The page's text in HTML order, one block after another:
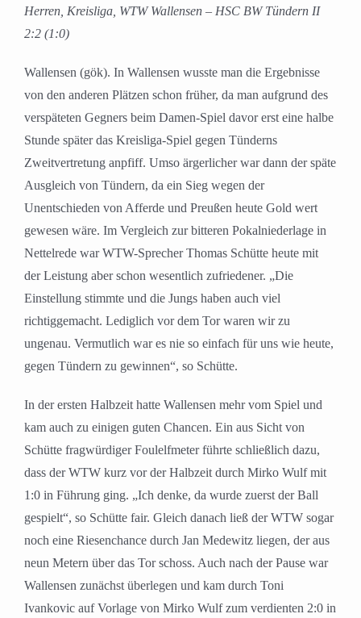
Herren, Kreisliga, WTW Wallensen – HSC BW Tündern II
2:2 (1:0)
Wallensen (gök). In Wallensen wusste man die Ergebnisse
von den anderen Plätzen schon früher, da man aufgrund des
verspäteten Gegners beim Damen-Spiel davor erst eine halbe
Stunde später das Kreisliga-Spiel gegen Tünderns
Zweitvertretung anpfiff. Umso ärgerlicher war dann der späte
Ausgleich von Tündern, da ein Sieg wegen der
Unentschieden von Afferde und Preußen heute Gold wert
gewesen wäre. Im Vergleich zur bitteren Pokalniederlage in
Nettelrede war WTW-Sprecher Thomas Schütte heute mit
der Leistung aber schon wesentlich zufriedener. „Die
Einstellung stimmte und die Jungs haben auch viel
richtiggemacht. Lediglich vor dem Tor waren wir zu
ungenau. Vermutlich war es nie so einfach für uns wie heute,
gegen Tündern zu gewinnen“, so Schütte.
In der ersten Halbzeit hatte Wallensen mehr vom Spiel und
kam auch zu einigen guten Chancen. Ein aus Sicht von
Schütte fragwürdiger Foulelfmeter führte schließlich dazu,
dass der WTW kurz vor der Halbzeit durch Mirko Wulf mit
1:0 in Führung ging. „Ich denke, da wurde zuerst der Ball
gespielt“, so Schütte fair. Gleich danach ließ der WTW sogar
noch eine Riesenchance durch Jan Medewitz liegen, der aus
neun Metern über das Tor schoss. Auch nach der Pause war
Wallensen zunächst überlegen und kam durch Toni
Ivankovic auf Vorlage von Mirko Wulf zum verdienten 2:0 in